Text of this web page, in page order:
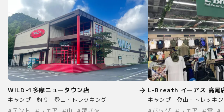
WILD-1多摩ニュータウン店
キャンプ｜釣り｜登山・トレッキング
#テント #ウェア #山 #焚き火
L-Breath イーアス 高尾
キャンプ｜登山・トレッキ
#バッグ #ウェア #雪 #